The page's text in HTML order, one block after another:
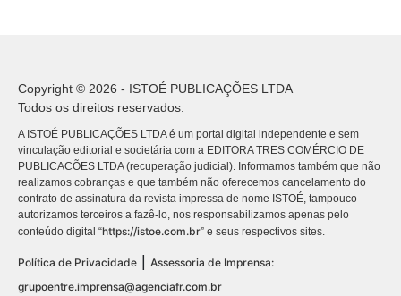
Copyright © 2026 - ISTOÉ PUBLICAÇÕES LTDA
Todos os direitos reservados.
A ISTOÉ PUBLICAÇÕES LTDA é um portal digital independente e sem
vinculação editorial e societária com a EDITORA TRES COMÉRCIO DE
PUBLICACÕES LTDA (recuperação judicial). Informamos também que não
realizamos cobranças e que também não oferecemos cancelamento do
contrato de assinatura da revista impressa de nome ISTOÉ, tampouco
autorizamos terceiros a fazê-lo, nos responsabilizamos apenas pelo
conteúdo digital “https://istoe.com.br” e seus respectivos sites.
Política de Privacidade
Assessoria de Imprensa:
grupoentre.imprensa@agenciafr.com.br